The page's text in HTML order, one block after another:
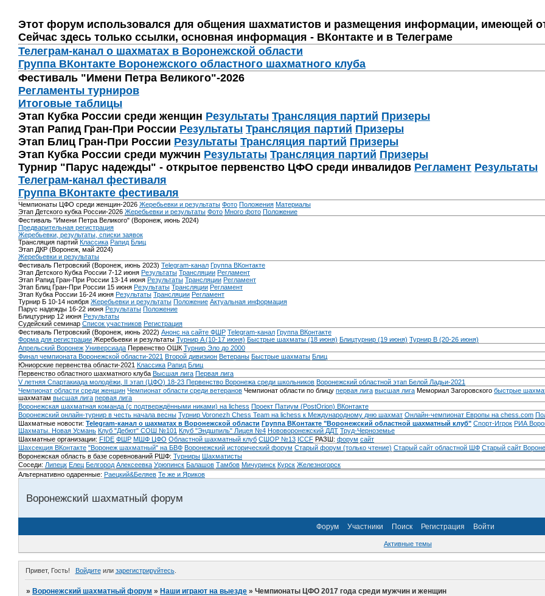
Этот форум использовался для общения шахматистов и размещения информации, имеющей
Сейчас здесь только ссылки, основная информация - ВКонтакте и в Телеграме
Телеграм-канал о шахматах в Воронежской области
Группа ВКонтакте Воронежского областного шахматного клуба
Фестиваль "Имени Петра Великого"-2026
Регламенты турниров
Итоговые таблицы
Этап Кубка России среди женщин Результаты Трансляция партий Призеры
Этап Рапид Гран-При России Результаты Трансляция партий Призеры
Этап Блиц Гран-При России Результаты Трансляция партий Призеры
Этап Кубка России среди мужчин Результаты Трансляция партий Призеры
Турнир "Парус надежды" - открытое первенство ЦФО среди инвалидов Регламент Результаты
Телеграм-канал фестиваля
Группа ВКонтакте фестиваля
Чемпионаты ЦФО среди женщин-2026 Жеребьевки и результаты Фото Положения Материалы
Этап Детского кубка России-2026 Жеребьевки и результаты Фото Много фото Положение
Фестиваль "Имени Петра Великого" (Воронеж, июнь 2024)
Предварительная регистрация
Жеребьевки, результаты, списки заявок
Трансляция партий Классика Рапид Блиц
Этап ДКР (Воронеж, май 2024)
Жеребьевки и результаты
Фестиваль Петровский (Воронеж, июнь 2023) Telegram-канал Группа ВКонтакте
Этап Детского Кубка России 7-12 июня Результаты Трансляции Регламент
Этап Рапид Гран-При России 13-14 июня Результаты Трансляции Регламент
Этап Блиц Гран-При России 15 июня Результаты Трансляции Регламент
Этап Кубка России 16-24 июня Результаты Трансляции Регламент
Турнир Б 10-14 ноября Жеребьевки и результаты Положение Актуальная информация
Парус надежды 16-22 июня Результаты Положение
Блицтурнир 12 июня Результаты
Судейский семинар Список участников Регистрация
Фестиваль Петровский (Воронеж, июнь 2022) Анонс на сайте ФШР Telegram-канал Группа ВКонтакте
Форма для регистрации Жеребьевки и результаты Турнир A (10-17 июня) Быстрые шахматы (18 июня) Блицтурнир (19 июня) Турнир B (20-26 июня)
Апрельский Воронеж Универсиада Первенство ОШК Турнир Эло до 2000
Финал чемпионата Воронежской области-2021 Второй дивизион Ветераны Быстрые шахматы Блиц
Юниорские первенства области-2021 Классика Рапид Блиц
Первенство областного шахматного клуба Высшая лига Первая лига
V летняя Спартакиада молодёжи, II этап (ЦФО) 18-23 Первенство Воронежа среди школьников Воронежский областной этап Белой Ладьи-2021
Чемпионат области среди женщин Чемпионат области среди ветеранов Чемпионат области по блицу первая лига высшая лига Мемориал Загоровского быстрые
шахматам высшая лига первая лига
Воронежская шахматная команда (с подтверждёнными никами) на lichess Проект Патиум (PostOrion) ВКонтакте
Воронежский онлайн-турнир в честь начала весны Турнир Voronezh Chess Team на lichess к Международному дню шахмат Онлайн-чемпионат Европы на chess.com
Шахматные новости: Telegram-канал о шахматах в Воронежской области Группа ВКонтакте "Воронежский областной шахматный клуб" Спорт-Игрок РИА
Шахматы. Новая Усмань Клуб "Дебют" СОШ №101 Клуб "Эндшпиль" Лицея №4 Нововоронежский ДДТ Труд-Черноземье
Шахматные организации: FIDE ФШР МШФ ЦФО Областной шахматный клуб СШОР №13 ICCF РАЗШ: форум сайт
Шахсекция ВКонтакте "Воронеж шахматный" на БВФ Воронежский исторический форум Cтарый форум (только чтение) Старый сайт областной ШФ Старый сайт
Воронежская область в базе соревнований РШФ: Турниры Шахматисты
Соседи: Липецк Елец Белгород Алексеевка Урюпинск Балашов Тамбов Мичуринск Курск Железногорск
Альтернативно одаренные: Раецкий&Беляев Те же и Яриков
Воронежский шахматный форум
Форум Участники Поиск Регистрация Войти
Активные темы
Привет, Гость! Войдитеили зарегистрируйтесь.
»Воронежский шахматный форум »Наши играют на выезде »Чемпионаты ЦФО 2017 года среди мужчин и женщин